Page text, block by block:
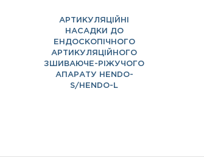
АРТИКУЛЯЦІЙНІ
НАСАДКИ ДО
ЕНДОСКОПІЧНОГО
АРТИКУЛЯЦІЙНОГО
ЗШИВАЮЧЕ-РІЖУЧОГО
АПАРАТУ HENDO-
S/HENDO-L